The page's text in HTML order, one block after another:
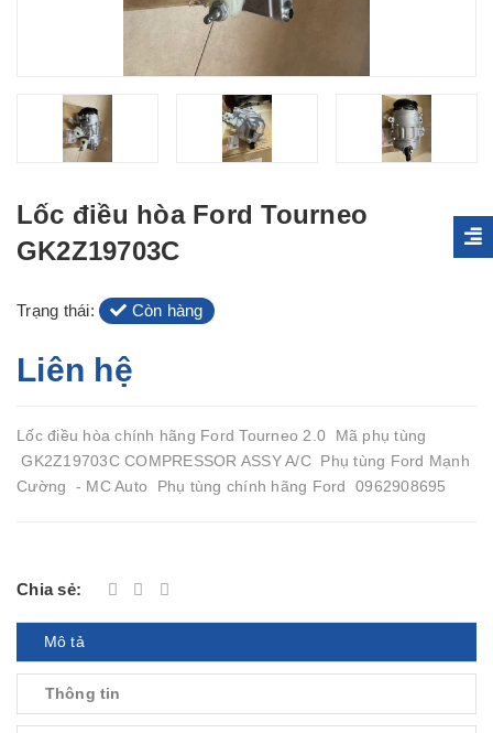
Lốc điều hòa Ford Tourneo
GK2Z19703C
Trạng thái: Còn hàng
Liên hệ
Lốc điều hòa chính hãng Ford Tourneo 2.0 Mã phụ tùng
GK2Z19703C COMPRESSOR ASSY A/C Phụ tùng Ford Mạnh
Cường - MC Auto Phụ tùng chính hãng Ford 0962908695
Chia sẻ:
Mô tả
Thông tin